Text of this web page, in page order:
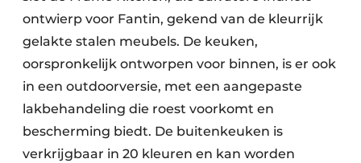
ontwierp voor Fantin, gekend van de kleurrijk
gelakte stalen meubels. De keuken,
oorspronkelijk ontworpen voor binnen, is er ook
in een outdoorversie, met een aangepaste
lakbehandeling die roest voorkomt en
bescherming biedt. De buitenkeuken is
verkrijgbaar in 20 kleuren en kan worden